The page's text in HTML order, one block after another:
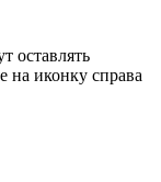
оставлять
на иконку справа